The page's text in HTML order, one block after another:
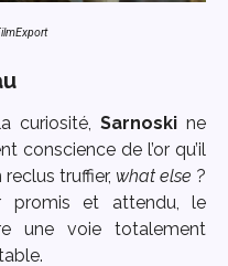
curiosité,Sarnoski ne
conscience de l’or qu’il
reclus truffier, what else ?
promis et attendu, le
une voie totalement